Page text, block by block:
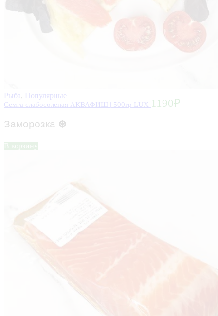
Рыба, Популярные
Семга слабосоленая АКВАФИШ | 500гр LUX 1190₽
Заморозка ❄️
В корзину